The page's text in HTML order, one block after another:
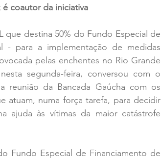
coautor da iniciativa
que destina 50% do Fundo Especial de
- para a implementação de medidas
pelas enchentes no Rio Grande
segunda-feira, conversou com o
reunião da Bancada Gaúcha com os
atuam, numa força tarefa, para decidir
ajuda às vítimas da maior catástrofe
Fundo Especial de Financiamento de